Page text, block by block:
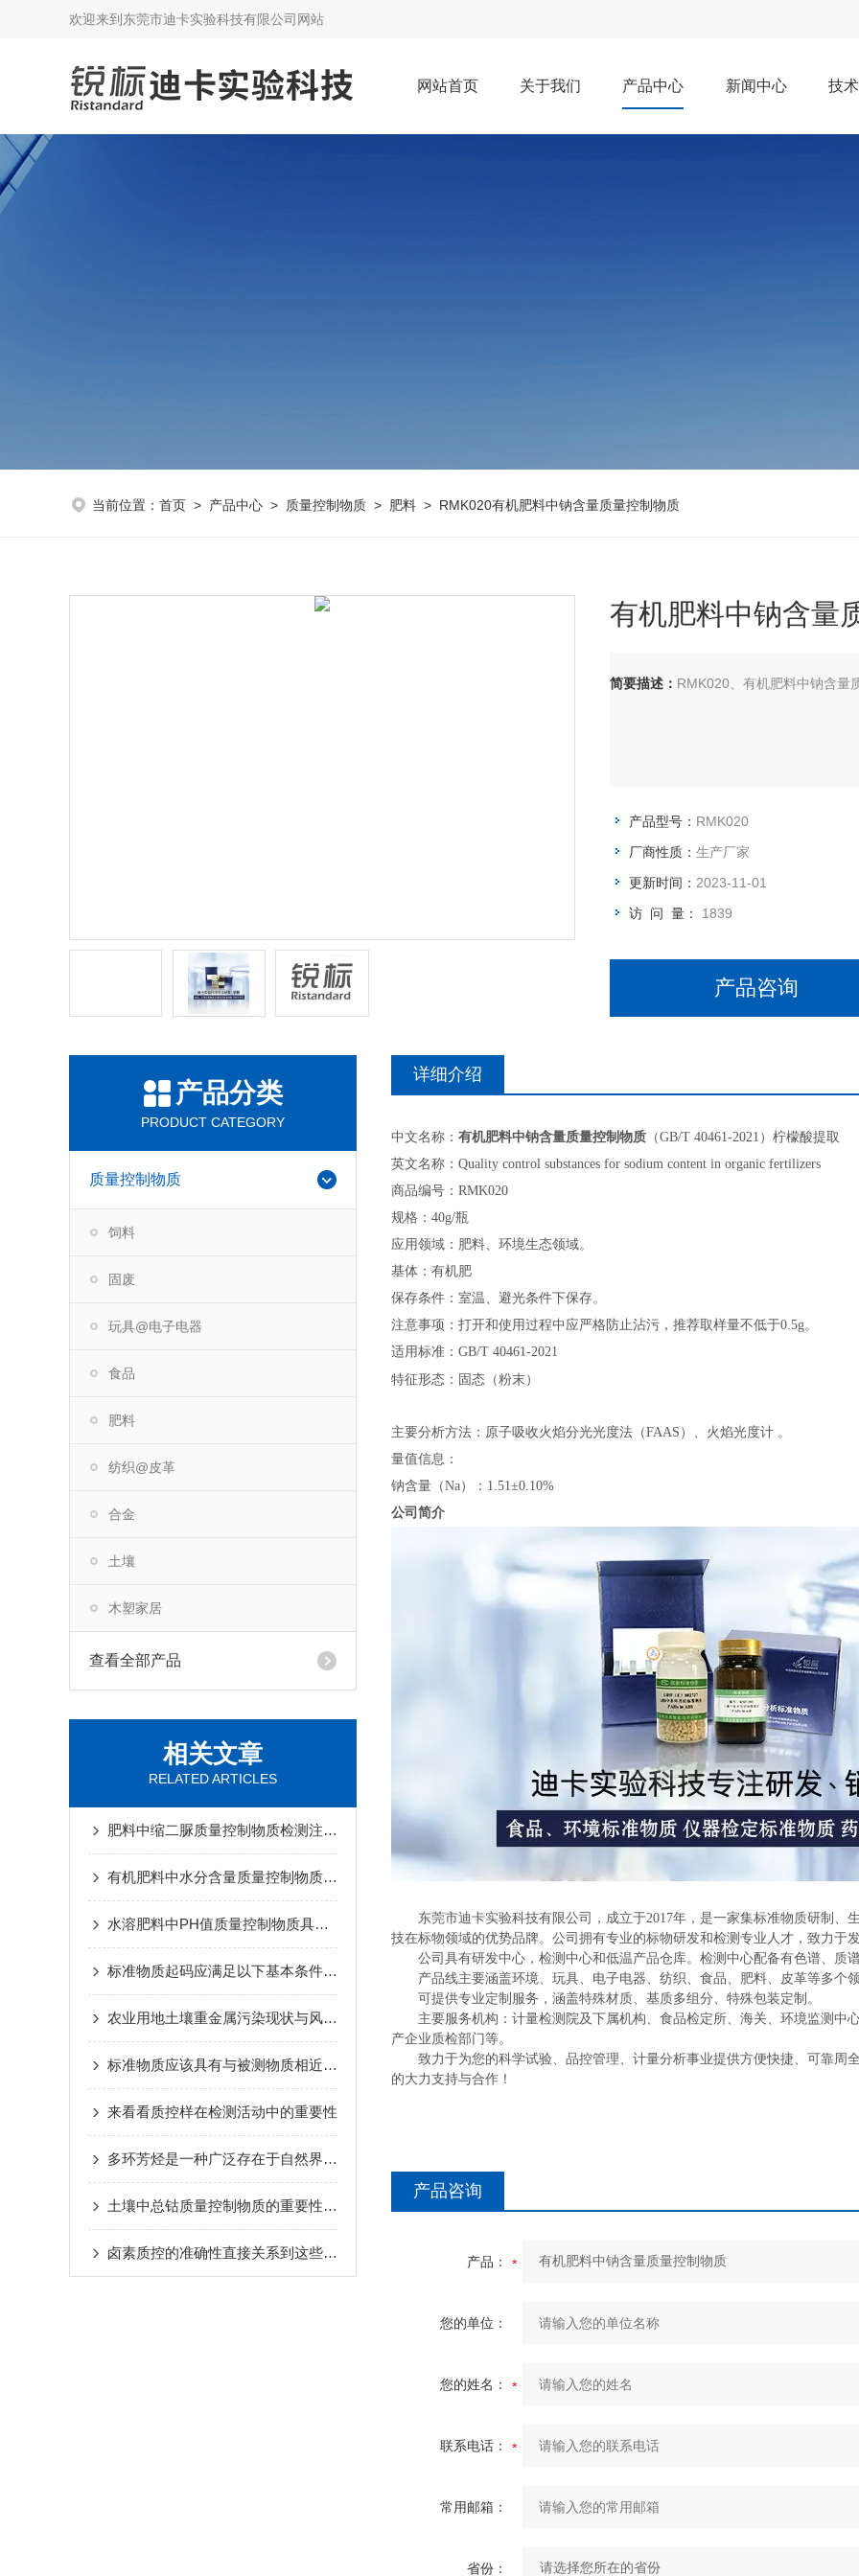
欢迎来到 东莞市迪卡实验科技有限公司网站
网站首页 关于我们 产品中心 新闻中心 技
当前位置： 首页 > 产品中心 > 质量控制物质 > 肥料 > RMK020有机肥料中钠含量质量控制物质
有机肥料中钠含量
简要描述： RMK020、有机肥料中钠含量
产品型号： RMK020
厂商性质： 生产厂家
更新时间： 2023-11-01
访 问 量： 1839
产品咨询
产品分类
PRODUCT CATEGORY
质量控制物质
饲料
固废
玩具@电子电器
食品
肥料
纺织@皮革
合金
土壤
木塑家居
查看全部产品
相关文章
RELATED ARTICLES
肥料中缩二脲质量控制物质检测注意事项
有机肥料中水分含量质量控制物质使用前准备
水溶肥料中PH值质量控制物质具有的特点
标准物质起码应满足以下基本条件的要求
农业用地土壤重金属污染现状与风险评估
标准物质应该具有与被测物质相近的组成和特性
来看看质控样在检测活动中的重要性
多环芳烃是一种广泛存在于自然界和人工环境中的污染物
土壤中总钴质量控制物质的重要性与应用
卤素质控的准确性直接关系到这些领域的发展和安全
详细介绍
中文名称： 有机肥料中钠含量质量控制物质 （GB/T 40461-2021） 柠檬酸提取
英文名称：Quality control substances for sodium content in organic fertilizers
商品编号：RMK020
规格：40g/瓶
应用领域：肥料、环境生态领域。
基体：有机肥
保存条件：室温、避光条件下保存。
注意事项：打开和使用过程中应严格防止沾污，推荐取样量不低于0.5g。
适用标准：GB/T 40461-2021
特征形态：固态（粉末）
主要分析方法：原子吸收火焰分光光度法（FAAS）、火焰光度计 。
量值信息：
钠含量（Na）：1.51±0.10%
公司简介
东莞市迪卡实验科技有限公司，成立于2017年，是一家集标准物质研制、
技在标物领域的优势品牌。公司拥有专业的标物研发和检测专业人才，致力于
公司具有研发中心，检测中心和低温产品仓库。检测中心配备有色谱、质
产品线主要涵盖环境、玩具、电子电器、纺织、食品、肥料、皮革等多个
可提供专业定制服务，涵盖特殊材质、基质多组分、特殊包装定制。
主要服务机构：计量检测院及下属机构、食品检定所、海关、环境监测中
产企业质检部门等。
致力于为您的科学试验、品控管理、计量分析事业提供方便快捷、可靠周
的大力支持与合作！
产品咨询
产品：
您的单位：
您的姓名：
联系电话：
常用邮箱：
省份：